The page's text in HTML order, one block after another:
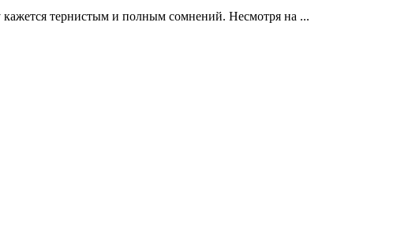
тернистым и полным сомнений. Несмотря на ...